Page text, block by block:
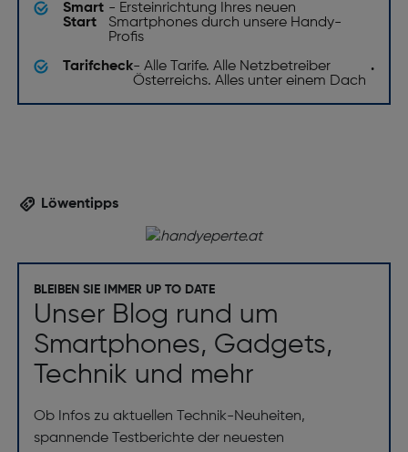
Smart
Start
- Ersteinrichtung Ihres neuen
Smartphones durch unsere Handy-
Profis
Tarifcheck- Alle Tarife. Alle Netzbetreiber
Österreichs. Alles unter einem Dach
.
Löwentipps
BLEIBEN SIE IMMER UP TO DATE
Unser Blog rund um
Smartphones, Gadgets,
Technik und mehr
Ob Infos zu aktuellen Technik-Neuheiten,
spannende Testberichte der neuesten